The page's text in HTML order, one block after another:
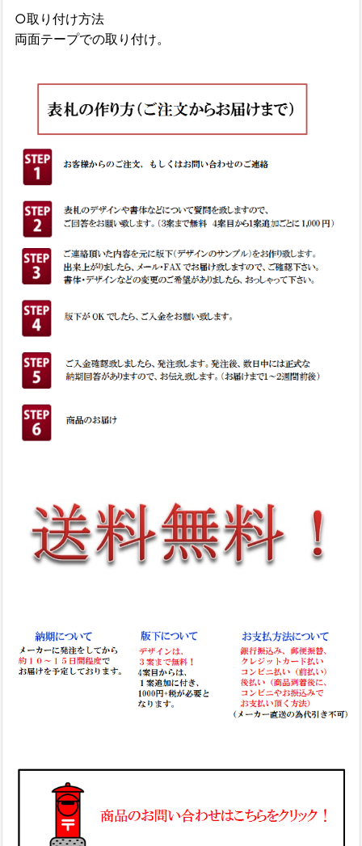
○取り付け方法
両面テープでの取り付け。